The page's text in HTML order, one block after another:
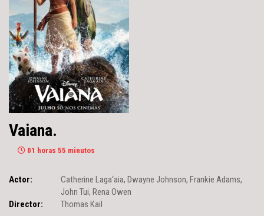
Vaiana.
01 horas 55 minutos
Actor: Catherine Laga‘aia, Dwayne Johnson, Frankie Adams,
John Tui, Rena Owen
Director:
Thomas Kail